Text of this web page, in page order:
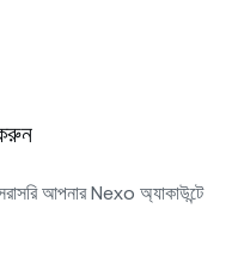
আপনার Nexo অ্যাকাউন্টে